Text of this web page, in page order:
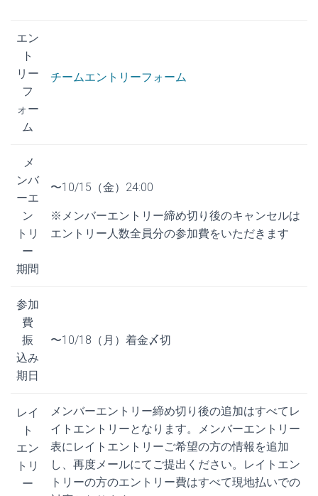
エン
ト
リー
フ
ォー
ム
チームエントリーフォーム
メ
ンバ
ーエ
ン
トリ
ー
期間
〜10/15（金）24:00
※メンバーエントリー締め切り後のキャンセルは
エントリー人数全員分の参加費をいただきます
参加
費
振
込み
期日
〜10/18（月）着金〆切
レイ
ト
エン
トリ
ー
メンバーエントリー締め切り後の追加はすべてレ
イトエントリーとなります。メンバーエントリー
表にレイトエントリーご希望の方の情報を追加
し、再度メールにてご提出ください。レイトエン
トリーの方のエントリー費はすべて現地払いでの